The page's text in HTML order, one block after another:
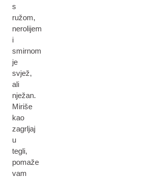
s
ružom,
nerolijem
i
smirnom
je
svjež,
ali
nježan.
Miriše
kao
zagrljaj
u
tegli,
pomaže
vam